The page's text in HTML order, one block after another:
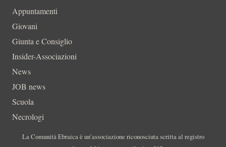
Appuntamenti
Giovani
Giunta e Consiglio
Insider-Associazioni
News
JOB news
Scuola
Necrologi
La Comunità Ebraica è un’associazione riconosciuta scritta al registro